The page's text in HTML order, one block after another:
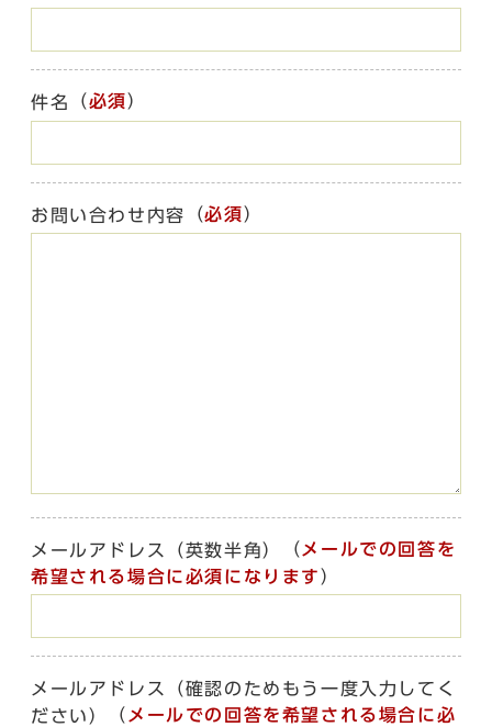
件名 （必須）
お問い合わせ内容 （必須）
メールアドレス（英数半角） （ メールでの回答を
希望される場合に必須になります ）
メールアドレス（確認のためもう一度入力してく
ださい）
（ メールでの回答を希望される場合に必